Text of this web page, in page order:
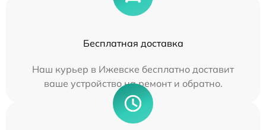
Бесплатная доставка
Наш курьер в Ижевске бесплатно доставит
ваше устройство на ремонт и обратно.